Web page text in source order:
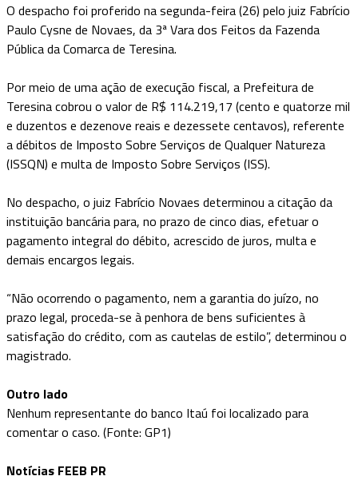
O despacho foi proferido na segunda-feira (26) pelo juiz Fabrício
Paulo Cysne de Novaes, da 3ª Vara dos Feitos da Fazenda
Pública da Comarca de Teresina.
Por meio de uma ação de execução fiscal, a Prefeitura de
Teresina cobrou o valor de R$ 114.219,17 (cento e quatorze mil
e duzentos e dezenove reais e dezessete centavos), referente
a débitos de Imposto Sobre Serviços de Qualquer Natureza
(ISSQN) e multa de Imposto Sobre Serviços (ISS).
No despacho, o juiz Fabrício Novaes determinou a citação da
instituição bancária para, no prazo de cinco dias, efetuar o
pagamento integral do débito, acrescido de juros, multa e
demais encargos legais.
“Não ocorrendo o pagamento, nem a garantia do juízo, no
prazo legal, proceda-se à penhora de bens suficientes à
satisfação do crédito, com as cautelas de estilo”, determinou o
magistrado.
Outro lado
Nenhum representante do banco Itaú foi localizado para
comentar o caso. (Fonte: GP1)
Notícias FEEB PR